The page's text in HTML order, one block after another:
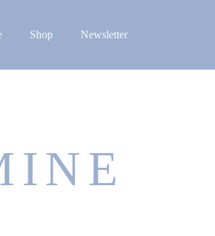
Shop Newsletter